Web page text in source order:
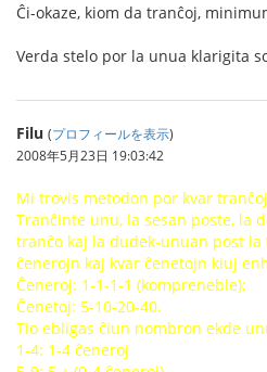
Ĉi-okaze, kiom da tranĉoj,
Verda stelo por la unua klarigita
Filu (プロフィールを表示)
2008年5月23日 19:03:42
Mi trovis metodon por kvar
Tranĉinte unu, la sesan poste, la
tranĉo kaj la dudek-unuan post
ĉenerojn kaj kvar ĉenetojn kiuj
Ĉeneroj: 1-1-1-1 (kompreneble);
Ĉenetoj: 5-10-20-40.
Tio ebligas ĉiun nombron ekde
1-4: 1-4 ĉeneroj